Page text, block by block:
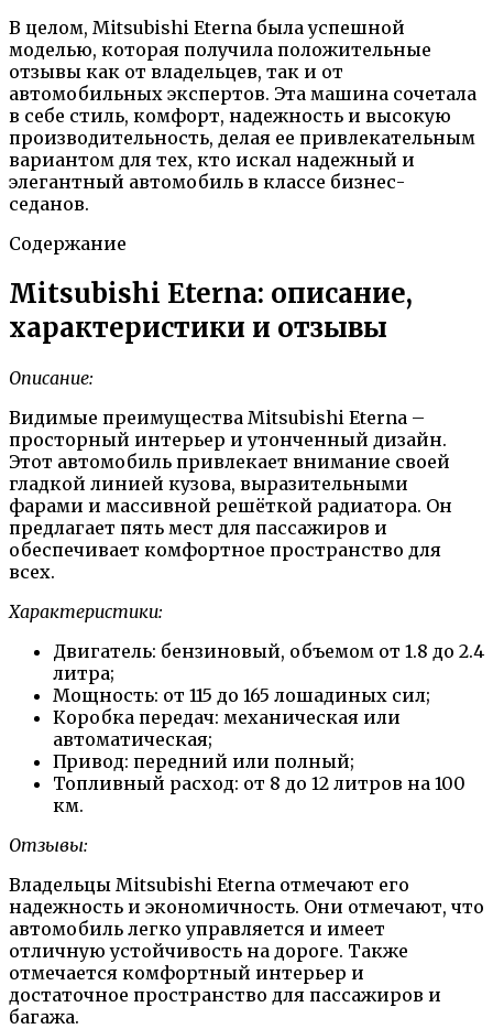
В целом, Mitsubishi Eterna была успешной
моделью, которая получила положительные
отзывы как от владельцев, так и от
автомобильных экспертов. Эта машина сочетала
в себе стиль, комфорт, надежность и высокую
производительность, делая ее привлекательным
вариантом для тех, кто искал надежный и
элегантный автомобиль в классе бизнес-
седанов.
Содержание
Mitsubishi Eterna: описание,
характеристики и отзывы
Описание:
Видимые преимущества Mitsubishi Eterna –
просторный интерьер и утонченный дизайн.
Этот автомобиль привлекает внимание своей
гладкой линией кузова, выразительными
фарами и массивной решёткой радиатора. Он
предлагает пять мест для пассажиров и
обеспечивает комфортное пространство для
всех.
Характеристики:
Двигатель: бензиновый, объемом от 1.8 до 2.4
литра;
Мощность: от 115 до 165 лошадиных сил;
Коробка передач: механическая или
автоматическая;
Привод: передний или полный;
Топливный расход: от 8 до 12 литров на 100
км.
Отзывы:
Владельцы Mitsubishi Eterna отмечают его
надежность и экономичность. Они отмечают, что
автомобиль легко управляется и имеет
отличную устойчивость на дороге. Также
отмечается комфортный интерьер и
достаточное пространство для пассажиров и
багажа.